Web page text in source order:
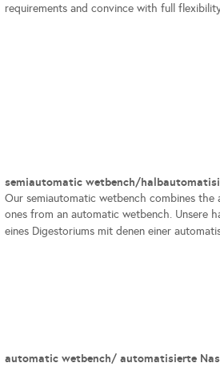
requirements and convince with full
semiautomatic wetbench/
Our semiautomatic wetbench combines
ones from an automatic wetbench. Unsere
eines Digestoriums mit denen einer
automatic wetbench/ automatisierte